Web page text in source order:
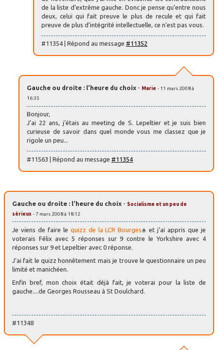
de la liste d’extrême gauche. Donc je pense qu’entre nous
deux, celui qui fait preuve le plus de recule et qui fait
preuve de plus d’intégrité intellectuelle, ce n’est pas vous.
#11354 | Répond au message #11352
Gauche ou droite : l’heure du choix - Marie - 11 mars 2008 à
16:35
Bonjour,
J’ai 22 ans, j’étais au meeting de S. Lepeltier et je suis bien
curieuse de savoir dans quel monde vous me classez que je
rigole un peu...
#11563 | Répond au message #11354
Gauche ou droite : l’heure du choix - Socialisme et un peu de
sérieux - 7 mars 2008 à 18:12
Je viens de faire le quizz de la LCR Bourges
et j’ai appris que je
voterais Félix avec 5 réponses sur 9 contre le Yorkshire avec 4
réponses sur 9 et Lepeltier avec 0 réponse.
J’ai fait le quizz honnêtement mais je trouve le questionnaire un peu
limité et manichéen.
Enfin bref, mon choix était déjà fait, je voterai pour la liste de
gauche....de Georges Rousseau à St Doulchard.
#11348